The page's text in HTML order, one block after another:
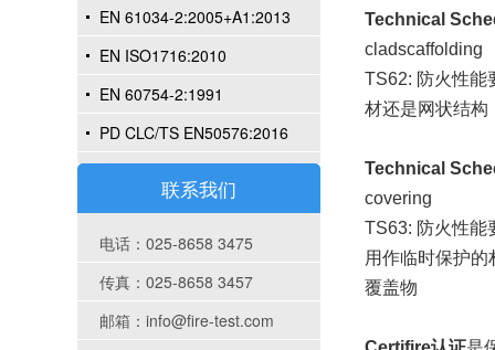
EN 61034-2:2005+A1:2013
EN ISO1716:2010
EN 60754-2:1991
PD CLC/TS EN50576:2016
联系我们
电话：025-8658 3475
传真：025-8658 3457
邮箱：info@fire-test.com
Technical
cladscaffolding
TS62: 防火性能
材还是网状结构
Technical
covering
TS63: 防火性能
用作临时保护的
覆盖物